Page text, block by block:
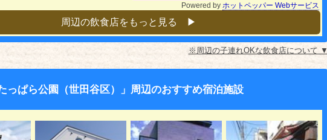
Powered by ホットペッパー Webサービス
周辺の飲食店をもっと見る ▶︎
※周辺の子連れOKな飲食店について ▼
っぱら公園（世田谷区）」周辺のおすすめ宿泊施設